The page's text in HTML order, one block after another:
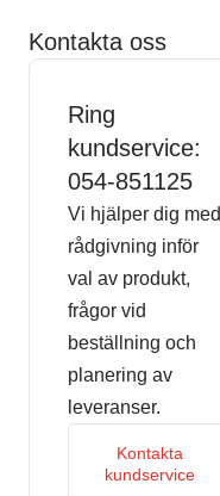
Kontakta oss
Ring
kundservice:
054-851125
Vi hjälper dig med
rådgivning inför
val av produkt,
frågor vid
beställning och
planering av
leveranser.
Kontakta
kundservice